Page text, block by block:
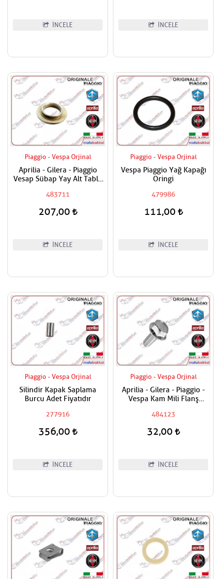
İNCELE İNCELE
Piaggio - Vespa Orjinal
Aprilia - Gilera - Piaggio
Vesap Sübap Yay Alt Tabla
483711
207,00
İNCELE
Piaggio - Vespa Orjinal
Vespa Piaggio Yağ Kapağı
Oringi
479986
111,00
İNCELE
Piaggio - Vespa Orjinal
Silindir Kapak Saplama
Burcu Adet Fiyatıdır
277916
356,00
İNCELE
Piaggio - Vespa Orjinal
Aprilia - Gilera - Piaggio -
Vespa Kam Mili Flanş
484123
32,00
İNCELE